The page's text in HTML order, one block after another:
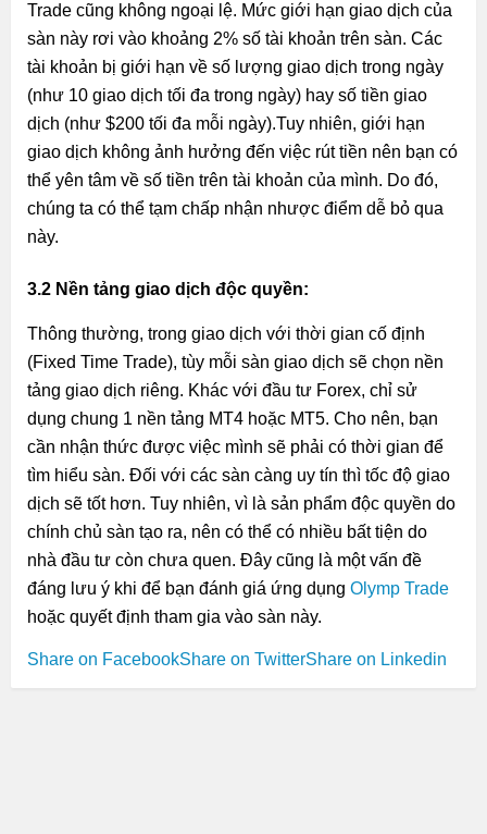
Trade cũng không ngoại lệ. Mức giới hạn giao dịch của
sàn này rơi vào khoảng 2% số tài khoản trên sàn. Các
tài khoản bị giới hạn về số lượng giao dịch trong ngày
(như 10 giao dịch tối đa trong ngày) hay số tiền giao
dịch (như $200 tối đa mỗi ngày).Tuy nhiên, giới hạn
giao dịch không ảnh hưởng đến việc rút tiền nên bạn có
thể yên tâm về số tiền trên tài khoản của mình. Do đó,
chúng ta có thể tạm chấp nhận nhược điểm dễ bỏ qua
này.
3.2 Nền tảng giao dịch độc quyền:
Thông thường, trong giao dịch với thời gian cố định
(Fixed Time Trade), tùy mỗi sàn giao dịch sẽ chọn nền
tảng giao dịch riêng. Khác với đầu tư Forex, chỉ sử
dụng chung 1 nền tảng MT4 hoặc MT5. Cho nên, bạn
cần nhận thức được việc mình sẽ phải có thời gian để
tìm hiểu sàn. Đối với các sàn càng uy tín thì tốc độ giao
dịch sẽ tốt hơn. Tuy nhiên, vì là sản phẩm độc quyền do
chính chủ sàn tạo ra, nên có thể có nhiều bất tiện do
nhà đầu tư còn chưa quen. Đây cũng là một vấn đề
đáng lưu ý khi để bạn đánh giá ứng dụng Olymp Trade
hoặc quyết định tham gia vào sàn này.
Share on FacebookShare on TwitterShare on Linkedin